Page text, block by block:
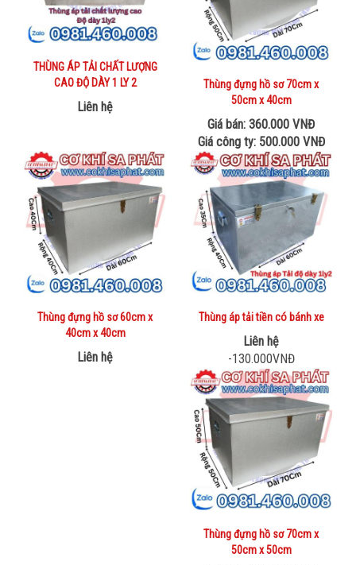
THÙNG ÁP TẢI CHẤT LƯỢNG
CAO ĐỘ DÀY 1 LY 2
Liên hệ
Thùng đựng hồ sơ 70cm x
50cm x 40cm
Giá bán: 360.000 VNĐ
Giá công ty: 500.000 VNĐ
Thùng đựng hồ sơ 60cm x
40cm x 40cm
Liên hệ
Thùng áp tải tiền có bánh xe
Liên hệ
-130.000VNĐ
Thùng đựng hồ sơ 70cm x
50cm x 50cm